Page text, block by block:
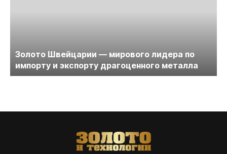
Золото Швейцарии — мирового лидера по
импорту и экспорту драгоценного металла